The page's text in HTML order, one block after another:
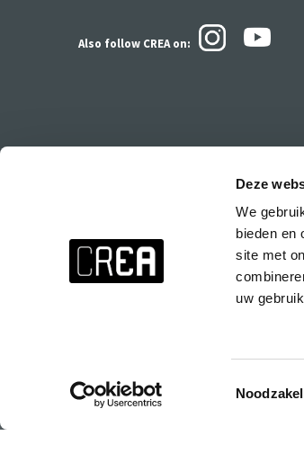
Deze
We
bieden en
site met
uw
Also follow CREAon:
Stay up to date about everything at
Don't want to miss anything? Subscribe to the
events at CREA, special parties and the